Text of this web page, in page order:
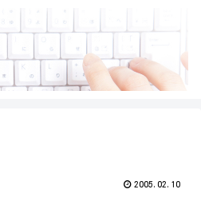
2005.02.10